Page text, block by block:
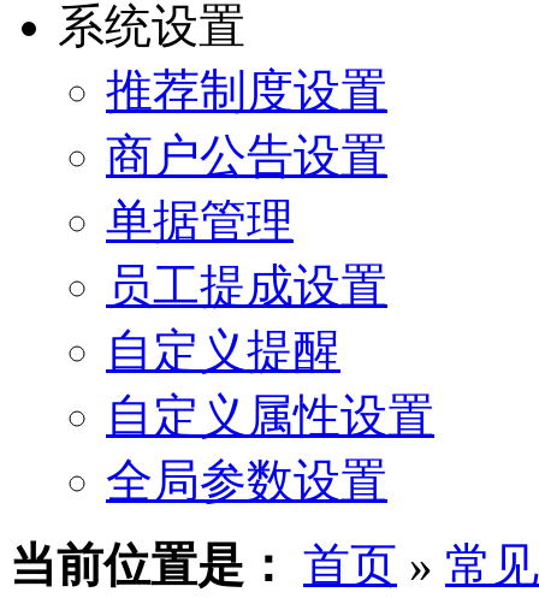
系统设置
推荐制度设置
商户公告设置
单据管理
员工提成设置
自定义提醒
自定义属性设置
全局参数设置
当前位置是： 首页 » 常